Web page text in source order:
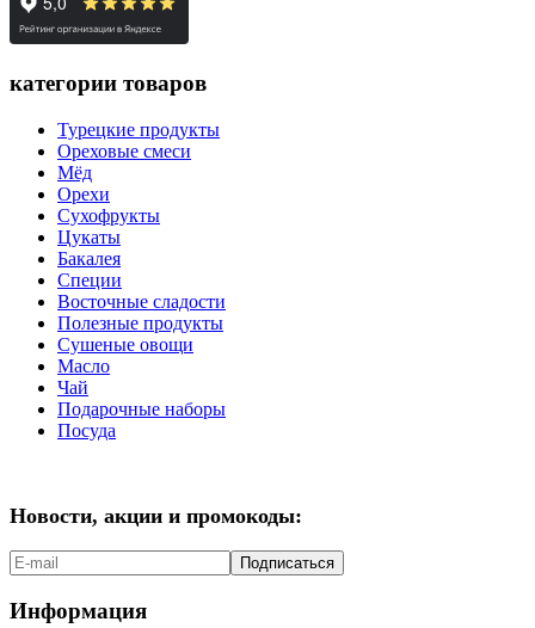
категории товаров
Турецкие продукты
Ореховые смеси
Мёд
Орехи
Сухофрукты
Цукаты
Бакалея
Специи
Восточные сладости
Полезные продукты
Сушеные овощи
Масло
Чай
Подарочные наборы
Посуда
Новости, акции и промокоды:
Подписаться
Информация